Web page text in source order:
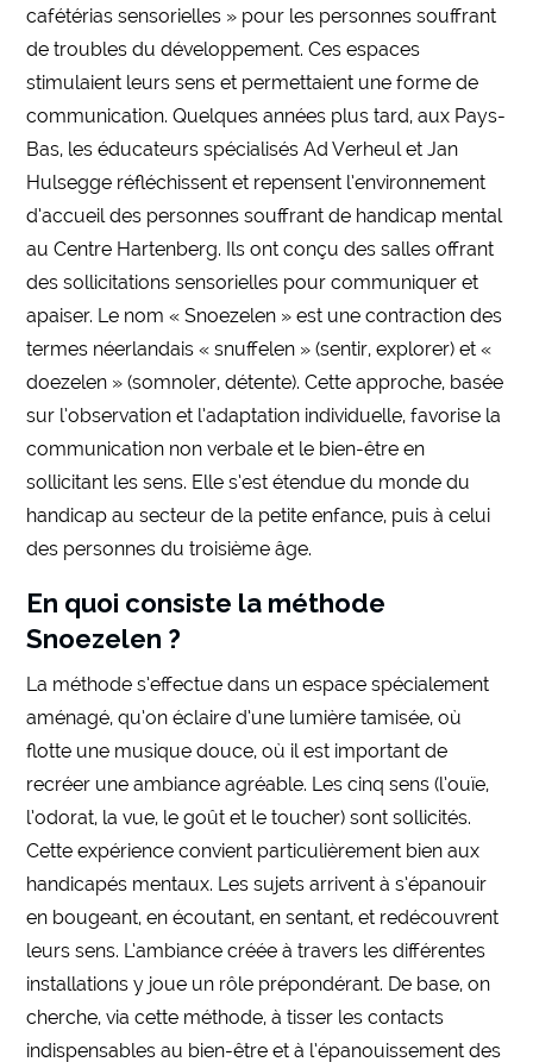
cafétérias sensorielles » pour les personnes souffrant
de troubles du développement. Ces espaces
stimulaient leurs sens et permettaient une forme de
communication. Quelques années plus tard, aux Pays-
Bas, les éducateurs spécialisés Ad Verheul et Jan
Hulsegge réfléchissent et repensent l’environnement
d’accueil des personnes souffrant de handicap mental
au Centre Hartenberg. Ils ont conçu des salles offrant
des sollicitations sensorielles pour communiquer et
apaiser. Le nom « Snoezelen » est une contraction des
termes néerlandais « snuffelen » (sentir, explorer) et «
doezelen » (somnoler, détente). Cette approche, basée
sur l’observation et l’adaptation individuelle, favorise la
communication non verbale et le bien-être en
sollicitant les sens. Elle s’est étendue du monde du
handicap au secteur de la petite enfance, puis à celui
des personnes du troisième âge.
En quoi consiste la méthode
Snoezelen ?
La méthode s’effectue dans un espace spécialement
aménagé, qu’on éclaire d’une lumière tamisée, où
flotte une musique douce, où il est important de
recréer une ambiance agréable. Les cinq sens (l’ouïe,
l’odorat, la vue, le goût et le toucher) sont sollicités.
Cette expérience convient particulièrement bien aux
handicapés mentaux. Les sujets arrivent à s’épanouir
en bougeant, en écoutant, en sentant, et redécouvrent
leurs sens. L’ambiance créée à travers les différentes
installations y joue un rôle prépondérant. De base, on
cherche, via cette méthode, à tisser les contacts
indispensables au bien-être et à l’épanouissement des